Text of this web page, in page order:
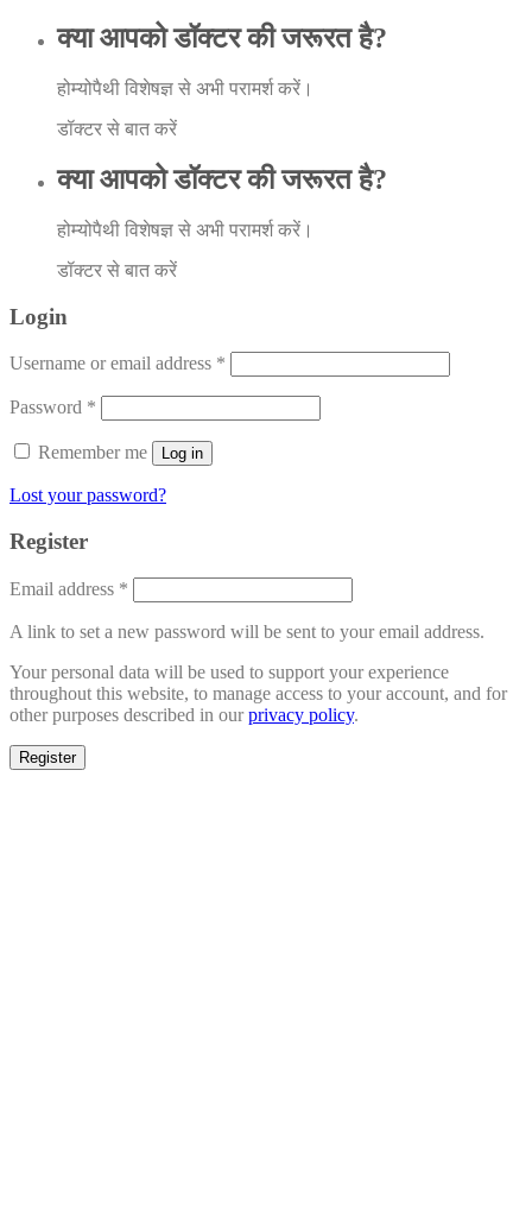
क्या आपको डॉक्टर की जरूरत है?
होम्योपैथी विशेषज्ञ से अभी परामर्श करें।
डॉक्टर से बात करें
क्या आपको डॉक्टर की जरूरत है?
होम्योपैथी विशेषज्ञ से अभी परामर्श करें।
डॉक्टर से बात करें
Login
Username or email address *
Password *
Remember me Log in
Lost your password?
Register
Email address *
A link to set a new password will be sent to your email address.
Your personal data will be used to support your experience
throughout this website, to manage access to your account, and for
other purposes described in ourprivacy policy.
Register